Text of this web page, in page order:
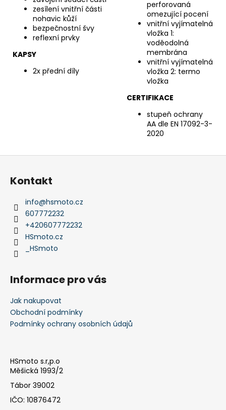
zesílení vnitřní části
nohavic kůží
bezpečnostní švy
reflexní prvky
KAPSY
2x přední díly
perforovaná
omezující pocení
vnitřní vyjímatelná
vložka 1:
voděodolná
membrána
vnitřní vyjímatelná
vložka 2: termo
vložka
CERTIFIKACE
stupeň ochrany
AA dle EN 17092-3-
2020
Kontakt
info@hsmoto.cz
607772232
+420607772232
HSmoto.cz
_HSmoto
Informace pro vás
Jak nakupovat
Obchodní podmínky
Podmínky ochrany osobních údajů
HSmoto s.r,p.o
Měšická 1993/2
Tábor 39002
IČO: 10876472